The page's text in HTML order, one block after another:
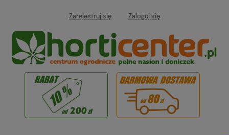
Zarejestruj się Zaloguj się